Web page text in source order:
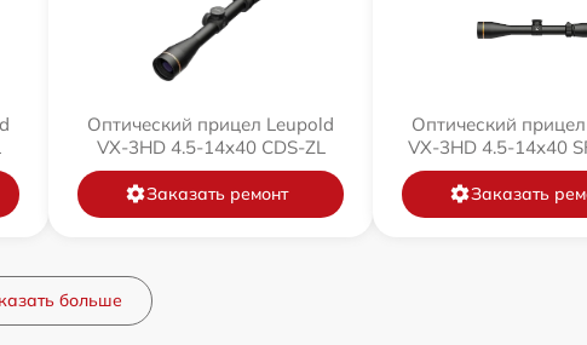
Оптический прицел Leupold
VX-3HD 4.5-14x40 CDS-ZL
Заказать ремонт
Оптический
VX-3HD 4.5-14x40
Заказать
больше